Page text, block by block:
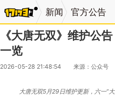
新闻 官方公告
《大唐无双》维护公
一览
2026-05-28 21:48:54 来源：公众号
大唐无双5月29日维护更新，六一“